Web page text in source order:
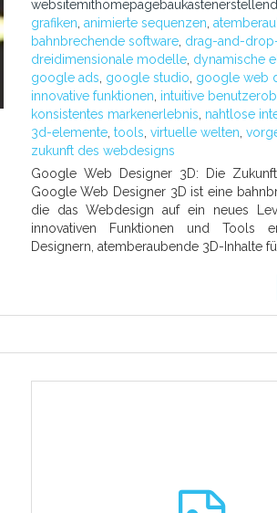
grafiken animierte sequenzen
bahnbrechende software, drag-and-
dreidimensionale modelle, dynamische
google ads google studio google web
innovative funktionen intuitive
konsistentes markenerlebnis nahtlose
3d-elemente, tools virtuelle welten
zukunft des webdesigns
Google Web Designer 3D: Die
Google Web Designer 3D ist eine
die das Webdesign auf ein neues
innovativen Funktionen und Tools
Designern, atemberaubende 3D-Inhalte